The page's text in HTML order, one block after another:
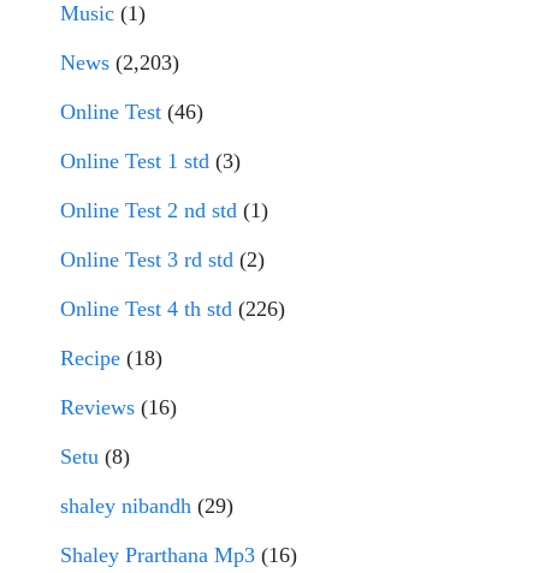
Music (1)
News (2,203)
Online Test (46)
Online Test 1 std (3)
Online Test 2 nd std (1)
Online Test 3 rd std (2)
Online Test 4 th std (226)
Recipe (18)
Reviews (16)
Setu (8)
shaley nibandh (29)
Shaley Prarthana Mp3 (16)